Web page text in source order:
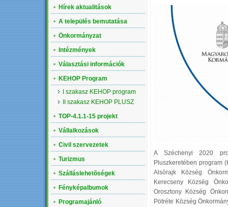
Hírek aktualitások
A település bemutatása
Önkormányzat
Intézmények
Választási információk
KEHOP Program
I szakasz KEHOP program
II szakasz KEHOP PLUSZ
TOP-4.1.1-15 projekt
Vállalkozások
Civil szervezetek
Turizmus
Szálláslehetõségek
Fényképalbumok
Programajánló
A Széchenyi 2020
Pluszkeretében program
Alsórajk Község
Kerecseny Község
Orosztony Község
Pötréte Község